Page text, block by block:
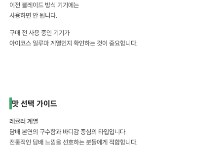
이전 블레이드 방식 기기에는
사용하면 안 됩니다.
구매 전 사용 중인 기기가
아이코스 일루마 계열인지 확인하는 것이 중요합니다.
맛 선택 가이드
레귤러 계열
담배 본연의 구수함과 바디감 중심의 타입입니다.
전통적인 담배 느낌을 선호하는 분들에게 적합합니다.